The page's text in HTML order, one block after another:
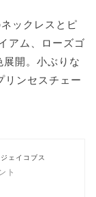
ックレスとピ
アム、ローズゴ
開。小ぶりな
リンセスチェー
ェイコブス
ト